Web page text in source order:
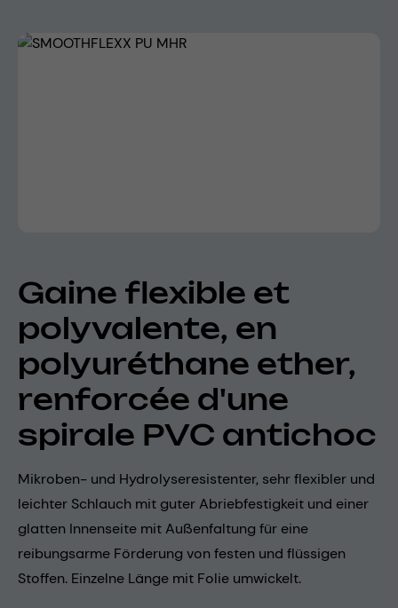
Skip image gallery
Gaine flexible et
polyvalente, en
polyuréthane ether,
renforcée d'une
spirale PVC antichoc
Mikroben- und Hydrolyseresistenter, sehr flexibler und
leichter Schlauch mit guter Abriebfestigkeit und einer
glatten Innenseite mit Außenfaltung für eine
reibungsarme Förderung von festen und flüssigen
Stoffen. Einzelne Länge mit Folie umwickelt.